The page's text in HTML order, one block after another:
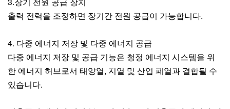
출력 전력을 조정하면 장기간 전원 공급이 가능합니다.
4. 다중 에너지 저장 및 다중 에너지 공급
다중 에너지 저장 및 공급 기능은 청정 에너지 시스템을 위
한 에너지 허브로서 태양열, 지열 및 산업 폐열과 결합될 수
있습니다.